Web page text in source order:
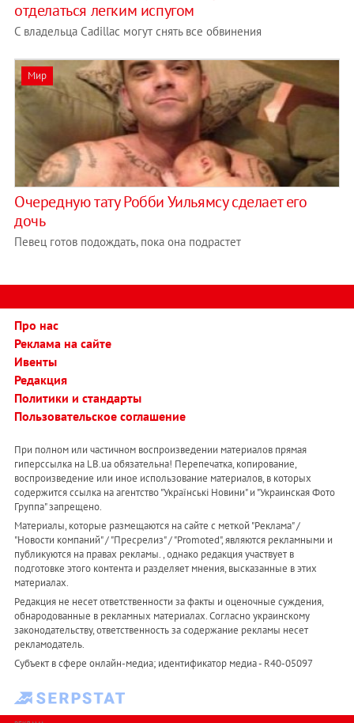
отделаться легким испугом
С владельца Cadillac могут снять все обвинения
Мир
Очередную тату Робби Уильямсу сделает его
дочь
Певец готов подождать, пока она подрастет
Про нас
Реклама на сайте
Ивенты
Редакция
Политики и стандарты
Пользовательское соглашение
При полном или частичном воспроизведении материалов прямая
гиперссылка на LB.ua обязательна! Перепечатка, копирование,
воспроизведение или иное использование материалов, в которых
содержится ссылка на агентство "Українськi Новини" и "Украинская Фото
Группа" запрещено.
Материалы, которые размещаются на сайте с меткой "Реклама" /
"Новости компаний" / "Пресрелиз" / "Promoted", являются рекламными и
публикуются на правах рекламы. , однако редакция участвует в
подготовке этого контента и разделяет мнения, высказанные в этих
материалах.
Редакция не несет ответственности за факты и оценочные суждения,
обнародованные в рекламных материалах. Согласно украинскому
законодательству, ответственность за содержание рекламы несет
рекламодатель.
Субъект в сфере онлайн-медиа; идентификатор медиа - R40-05097